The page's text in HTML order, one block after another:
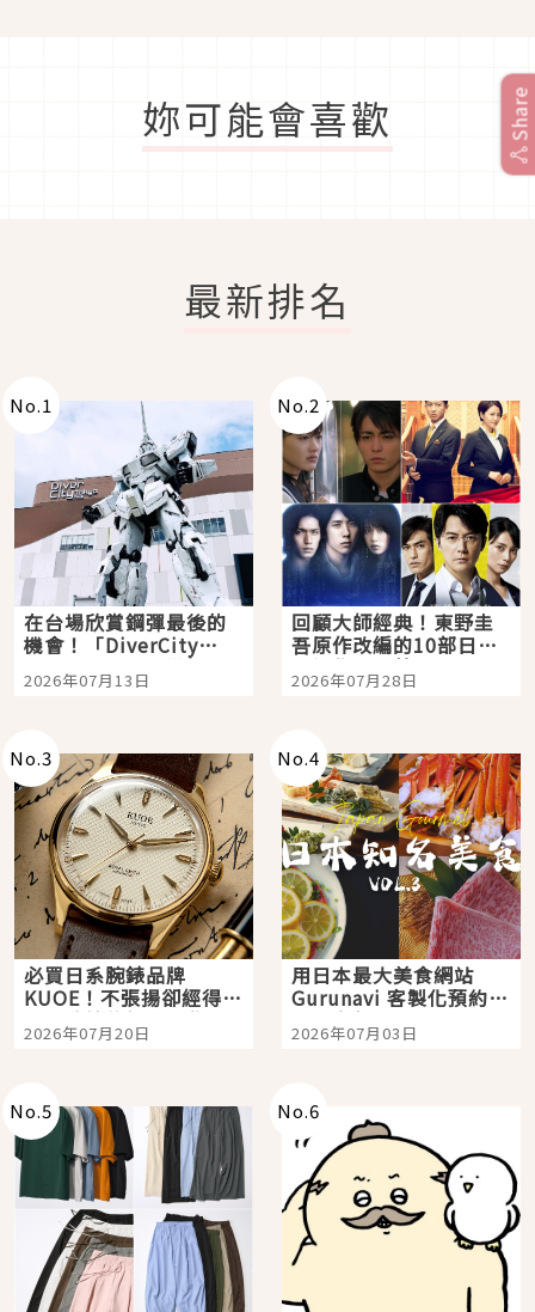
妳可能會喜歡
最新排名
No.1
在台場欣賞鋼彈最後的
機會！「DiverCity
Tokyo Plaza」搭船、
購物、美食及夜景，一
2026年07月13日
No.2
回顧大師經典！東野圭
吾原作改編的10部日本
影視作品推薦
2026年07月28日
No.3
必買日系腕錶品牌
KUOE！不張揚卻經得起
時間洗鍊的經典之作五
選
2026年07月20日
No.4
用日本最大美食網站
Gurunavi 客製化預約九
大都市餐廳，打造專屬
美食體驗！
2026年07月03日
No.5 No.6
Share